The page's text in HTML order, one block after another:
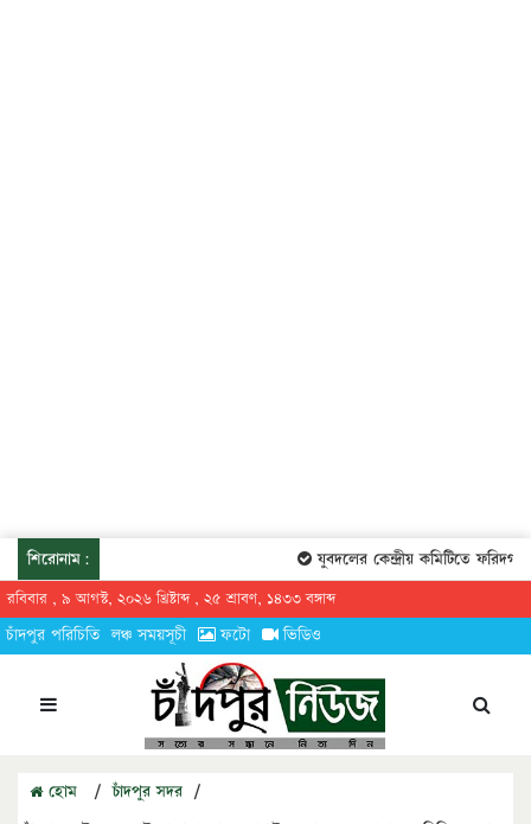
শিরোনাম: যুবদলের কেন্দ্রীয় কমিটিতে
রবিবার , ৯ আগস্ট, ২০২৬ খ্রিষ্টাব্দ , ২৫ শ্রাবণ, ১৪৩৩ বঙ্গাব্দ
চাঁদপুর পরিচিতি লঞ্চ সময়সূচী ফটো ভিডিও
হোম / চাঁদপুর সদর /